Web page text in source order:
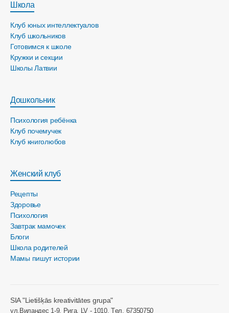
Школа
Клуб юных интеллектуалов
Клуб школьников
Готовимся к школе
Кружки и секции
Школы Латвии
Дошкольник
Психология ребёнка
Клуб почемучек
Клуб книголюбов
Женский клуб
Рецепты
Здоровье
Психология
Завтрак мамочек
Блоги
Школа родителей
Мамы пишут истории
SIA "Lietišķās kreativitātes grupa"
ул.Виландес 1-9, Рига, LV - 1010, Tел. 67350750